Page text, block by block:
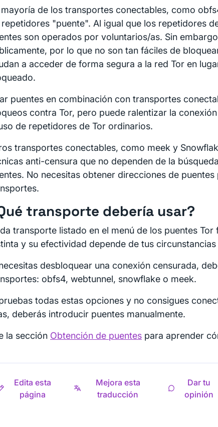
mayoría de los transportes conectables, como
"puente". Al igual que los repetidores
son operados por voluntarios/as. Sin
por lo que no son tan fáciles de
a acceder de forma segura a la red Tor en
puentes en combinación con transportes
contra Tor, pero puede ralentizar la
de repetidores de Tor ordinarios.
transportes conectables, como meek y
anti-censura que no dependen de la
No necesitas obtener direcciones de puentes
transporte debería usar?
transporte listado en el menú de los puentes Tor
y su efectividad depende de tus circunstancias
desbloquear una conexión censurada,
obfs4, webtunnel, snowflake o meek.
todas estas opciones y no consigues
deberás introducir puentes manualmente.
la sección Obtención de puentes para aprender
Edita esta
página
Mejora esta
traducción
Dar tu
opinión